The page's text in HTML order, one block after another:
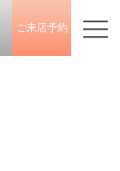
ご来店予約